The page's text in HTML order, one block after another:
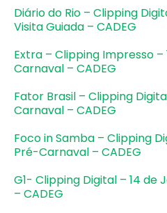
Diário do Rio – Clipping
Visita Guiada – CADEG
Extra – Clipping Impresso –
Carnaval – CADEG
Fator Brasil – Clipping
Carnaval – CADEG
Foco in Samba – Clipping
Pré-Carnaval – CADEG
G1- Clipping Digital – 14
– CADEG